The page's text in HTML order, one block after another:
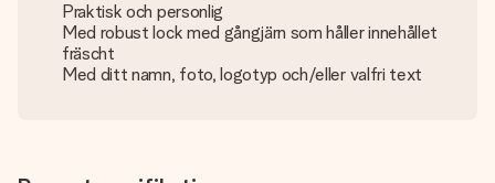
Praktisk och personlig
Med robust lock med gångjärn som håller innehållet
fräscht
Med ditt namn, foto, logotyp och/eller valfri text